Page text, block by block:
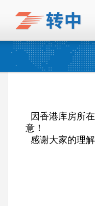
因香港库房所
意！
感谢大家的理解